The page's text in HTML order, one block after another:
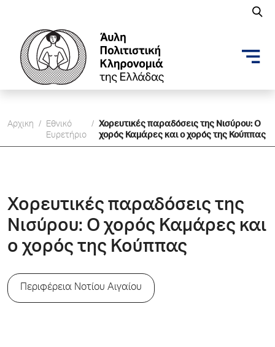
Αρχικη /
Εθνικό
Ευρετήριο
/ Χορευτικές παραδόσεις της Νισύρου: Ο
χορός Καμάρες και ο χορός της Κούππας
Χορευτικές παραδόσεις της
Νισύρου: Ο χορός Καμάρες και
ο χορός της Κούππας
Περιφέρεια Νοτίου Αιγαίου